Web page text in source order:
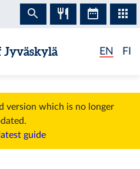
EN FI
version which is no longer
guide